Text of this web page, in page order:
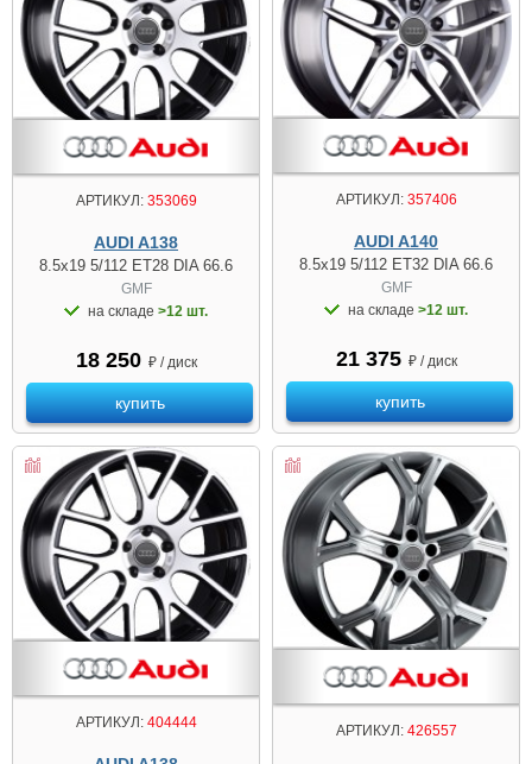
АРТИКУЛ:353069
AUDI A138
8.5x19 5/112 ET28 DIA 66.6
GMF
на складе >12 шт.
18 250 ₽ / диск
купить
АРТИКУЛ:357406
AUDI A140
8.5x19 5/112 ET32 DIA 66.6
GMF
на складе >12 шт.
21 375 ₽ / диск
купить
АРТИКУЛ:404444 АРТИКУЛ:426557